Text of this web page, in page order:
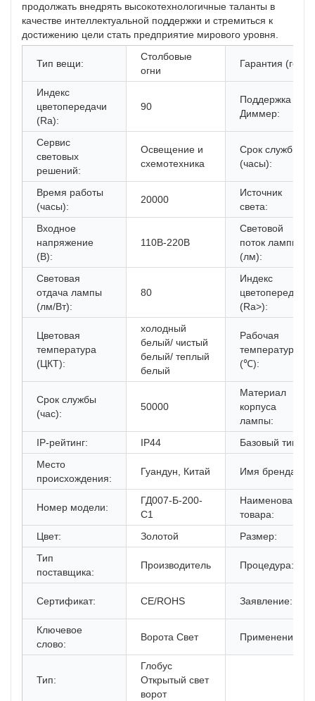
продолжать внедрять высокотехнологичные таланты в
качестве интеллектуальной поддержки и стремиться к
достижению цели стать предприятие мирового уровня.
Тип вещи:
Столбовые
огни
Гарантия (год):
Индекс
цветопередачи
(Ra):
90
Поддержка
Диммер:
Сервис
световых
решений:
Освещение и
схемотехника
Срок службы
(часы):
Время работы
(часы):
20000
Источник
света:
Входное
напряжение
(В):
110В-220В
Световой
поток лампы
(лм):
Световая
отдача лампы
(лм/Вт):
80
Индекс
цветопередачи
(Ra>):
Цветовая
температура
(ЦКТ):
холодный
белый/ чистый
белый/ теплый
белый
Рабочая
температура
(℃):
Срок службы
(час):
50000
Материал
корпуса
лампы:
IP-рейтинг:
IP44
Базовый тип:
Место
происхождения:
Гуандун, Китай Имя бренда:
Номер модели:
ГД007-Б-200-
С1
Наименование
товара:
Цвет:
Золотой
Размер:
Тип
поставщика:
Производитель Процедура:
Сертификат: CE/ROHS Заявление:
Ключевое
слово:
Ворота Свет Применение:
Тип:
Глобус
Открытый свет
ворот